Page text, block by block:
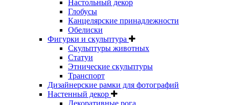
Настольный декор
Глобусы
Канцелярские принадлежности
Обелиски
Фигурки и скульптура
Скульптуры животных
Статуи
Этнические скульптуры
Транспорт
Дизайнерские рамки для фотографий
Настенный декор
Декоративные рога